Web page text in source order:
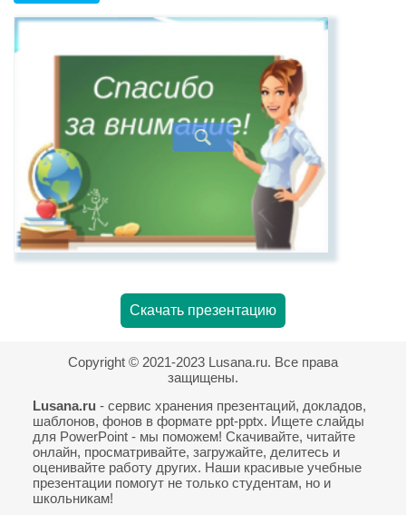
Скачать презентацию
Copyright © 2021-2023 Lusana.ru. Все права
защищены.
Lusana.ru - сервис хранения презентаций, докладов,
шаблонов, фонов в формате ppt-pptx. Ищете слайды
для PowerPoint - мы поможем! Скачивайте, читайте
онлайн, просматривайте, загружайте, делитесь и
оценивайте работу других. Наши красивые учебные
презентации помогут не только студентам, но и
школьникам!